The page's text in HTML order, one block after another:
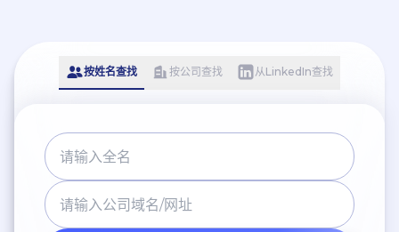
按姓名查找 按公司查找 从LinkedIn查找